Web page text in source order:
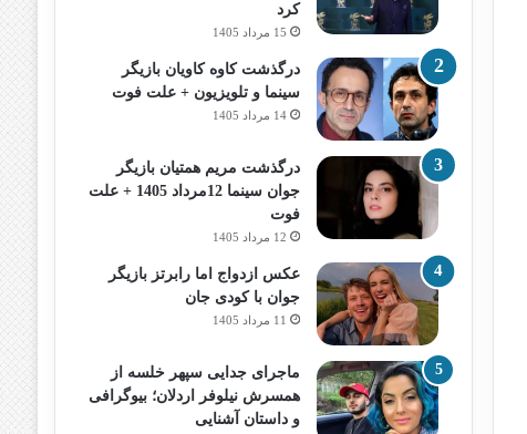
کرد
15 مرداد 1405
درگذشت کاوه کاویان بازیگر
سینما و تلویزیون + علت فوت
14 مرداد 1405
درگذشت مریم همتیان بازیگر
جوان سینما 12مرداد 1405 + علت
فوت
12 مرداد 1405
عکس ازدواج اما رابرتز بازیگر
جوان با کودی جان
11 مرداد 1405
ماجرای جدایی سپهر خلسه از
همسرش نیلوفر اردلان؛ بیوگرافی
و داستان آشنایی